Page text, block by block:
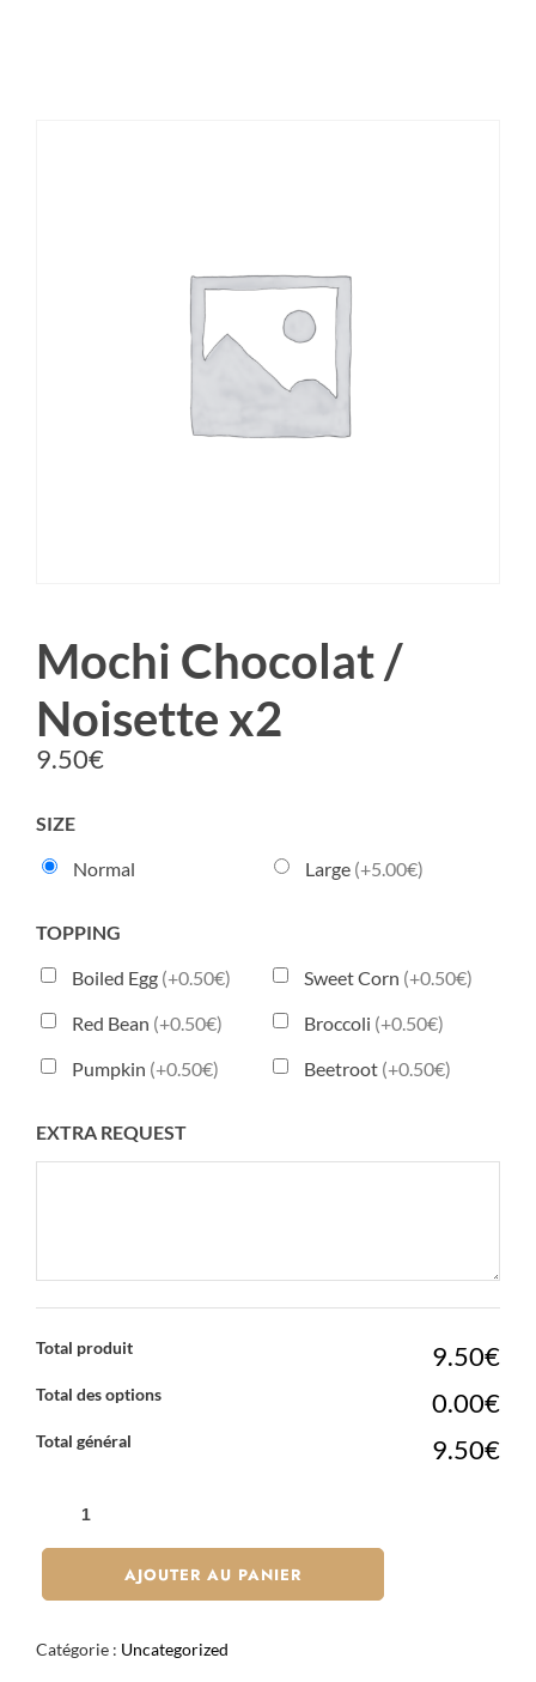
Mochi Chocolat /
Noisette x2
9.50€
SIZE
Normal
Large (+5.00€)
TOPPING
Boiled Egg (+0.50€) Sweet Corn (+0.50€)
Red Bean (+0.50€) Broccoli (+0.50€)
Pumpkin (+0.50€) Beetroot (+0.50€)
EXTRA REQUEST
Total produit 9.50€
Total des options 0.00€
Total général 9.50€
CHOCOLAT
NOISETTE
AJOUTER AU PANIER
Catégorie : Uncategorized